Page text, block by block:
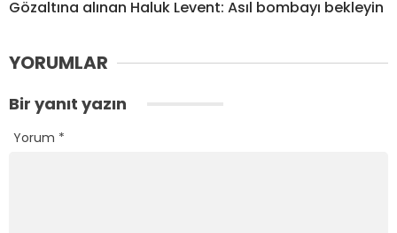
Gözaltına alınan Haluk Levent: Asıl bombayı bekleyin
YORUMLAR
Bir yanıt yazın
Yorum *